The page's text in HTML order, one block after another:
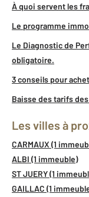
À quoi servent les
Le programme
Le Diagnostic de
obligatoire.
3 conseils pour
Baisse des tarifs
Les villes à
CARMAUX (1
ALBI (1 immeuble)
ST JUERY (1
GAILLAC (1